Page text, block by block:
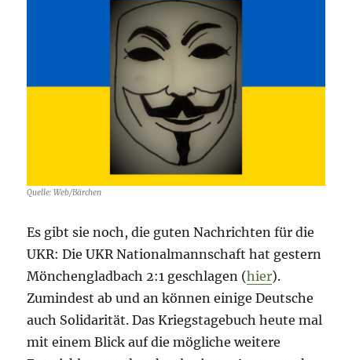
Quelle: Web/Bärchen
Es gibt sie noch, die guten Nachrichten für die
UKR: Die UKR Nationalmannschaft hat gestern
Mönchengladbach 2:1 geschlagen (hier).
Zumindest ab und an können einige Deutsche
auch Solidarität. Das Kriegstagebuch heute mal
mit einem Blick auf die mögliche weitere